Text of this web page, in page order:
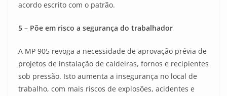
acordo escrito com o patrão.
5 – Põe em risco a segurança do trabalhador
A MP 905 revoga a necessidade de aprovação prévia de
projetos de instalação de caldeiras, fornos e recipientes
sob pressão. Isto aumenta a insegurança no local de
trabalho, com mais riscos de explosões, acidentes e